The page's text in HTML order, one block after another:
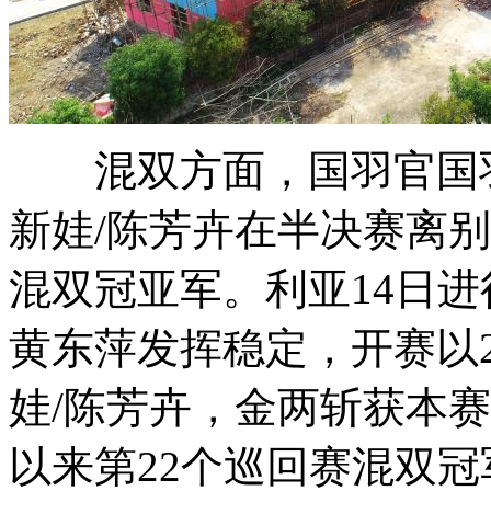
混双方面，国羽官国
新娃/陈芳卉在半决赛离
混双冠亚军。利亚14日
黄东萍发挥稳定，开赛以
娃/陈芳卉，金两斩获本
以来第22个巡回赛混双